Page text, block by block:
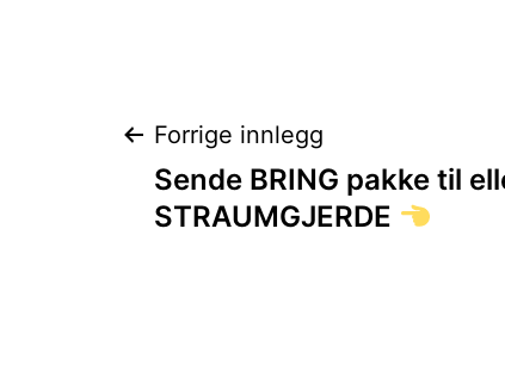
Forrige innlegg
Sende BRING pakke til
STRAUMGJERDE